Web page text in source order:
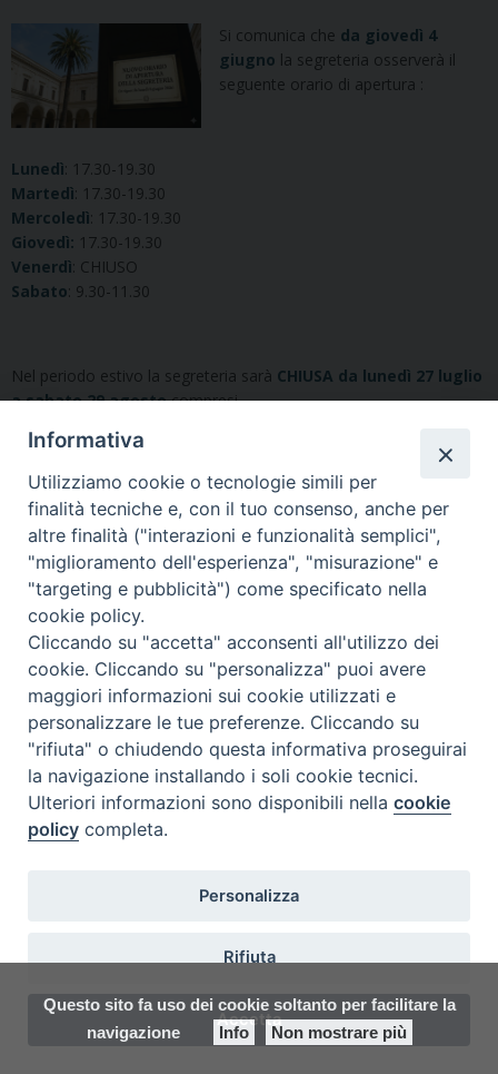
Questo sito fa uso dei cookie soltanto per facilitare la
navigazione
Info Non mostrare più
Si comunica che da giovedì 4
giugno la segreteria osserverà il
seguente orario di apertura :
Lunedì: 17.30-19.30
Martedì: 17.30-19.30
Mercoledì: 17.30-19.30
Giovedì: 17.30-19.30
Venerdì: CHIUSO
Sabato: 9.30-11.30
Nel periodo estivo la segreteria sarà CHIUSA da lunedì 27 luglio
a sabato 29 agostocompresi.
Esami di Baccalaureato – 4
giugno 2026
Calendario sessione
estiva
Aula San Girolamo, Studio
Teologico, Treviso
Presidente: Girolami don Maurizio
Informativa
Utilizziamo cookie o tecnologie simili per
finalità tecniche e, con il tuo consenso, anche per
altre finalità ("interazioni e funzionalità semplici",
"miglioramento dell'esperienza", "misurazione" e
"targeting e pubblicità") come specificato nella
cookie policy.
Cliccando su "accetta" acconsenti all'utilizzo dei
cookie. Cliccando su "personalizza" puoi avere
maggiori informazioni sui cookie utilizzati e
personalizzare le tue preferenze. Cliccando su
"rifiuta" o chiudendo questa informativa proseguirai
la navigazione installando i soli cookie tecnici.
Ulteriori informazioni sono disponibili nellacookie
policy completa.
Personalizza
Rifiuta
Accetta